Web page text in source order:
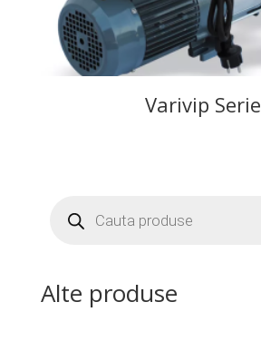
Varivip Serie
search
Alte produse